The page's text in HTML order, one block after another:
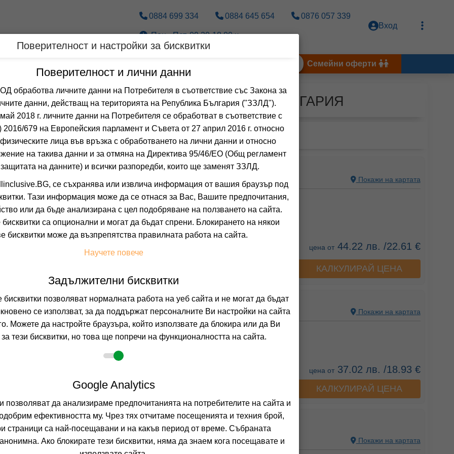
0884 699 334 0884 645 654 0876 057 339
Пон.- Пет. 09.30-18.00 ч.
Вход
Семейни оферти
Оферти за Юли за СОЗОПОЛ, БЪЛГАРИЯ
Общо 0хотела
-20%настаняване от 09.07 до 24.09
наст. 15.05-18.06; 08.09-24.09;
АНТАРЕС СИТИ СОЗОПОЛ
СОЗОПОЛ, БУРГАС, БЪЛГАРИЯ Покажи на картата
0.0
(от 0 мнения на клиенти)
BB(Нощувка и Закуска)
цена от44.22 лв. /22.61 €
КАЛКУЛИРАЙ ЦЕНА
наст. 15.05-09.07; 23.08-30.09; БЕЙ АПАРТМЪНТС
СОЗОПОЛ, БУРГАС, БЪЛГАРИЯ Покажи на картата
0.0
(от 0 мнения на клиенти)
BO(Само Нощувка)
цена от37.02 лв. /18.93 €
КАЛКУЛИРАЙ ЦЕНА
-20%настаняване от 31.07 до 20.09 БЛУ ОРИНДЖ
СОЗОПОЛ, БУРГАС, БЪЛГАРИЯ Покажи на картата
Поверителност и настройки за бисквитки
Поверителност и лични данни
личните данни на Потребителя в съответствие със Закона за
данни, действащ на територията на Република България ("ЗЗЛД").
2018 г. личните данни на Потребителя се обработват в съответствие с
679 на Европейския парламент и Съвета от 27 април 2016 г. относно
лица във връзка с обработването на лични данни и относно
на такива данни и за отмяна на Директива 95/46/EО (Общ регламент
на данните) и всички разпоредби, които ще заменят ЗЗЛД.
се съхранява или извлича информация от вашия браузър под
Тази информация може да се отнася за Вас, Вашите предпочитания,
или да бъде анализирана с цел подобряване на ползването на сайта.
са опционални и могат да бъдат спрени. Блокирането на някои
бисквитки може да възпрепятства правилната работа на сайта.
Научете повече
Задължителни бисквитки
позволяват нормалната работа на уеб сайта и не могат да бъдат
се използват, за да поддържат персоналните Ви настройки на сайта
Можете да настройте браузъра, който използвате да блокира или да Ви
тези бисквитки, но това ще попречи на функционалността на сайта.
Google Analytics
позволяват да анализираме предпочитанията на потребителите на сайта и
ефективността му. Чрез тях отчитаме посещенията и техния брой,
страници са най-посещавани и на какъв период от време. Събраната
Ако блокирате тези бисквитки, няма да знаем кога посещавате и